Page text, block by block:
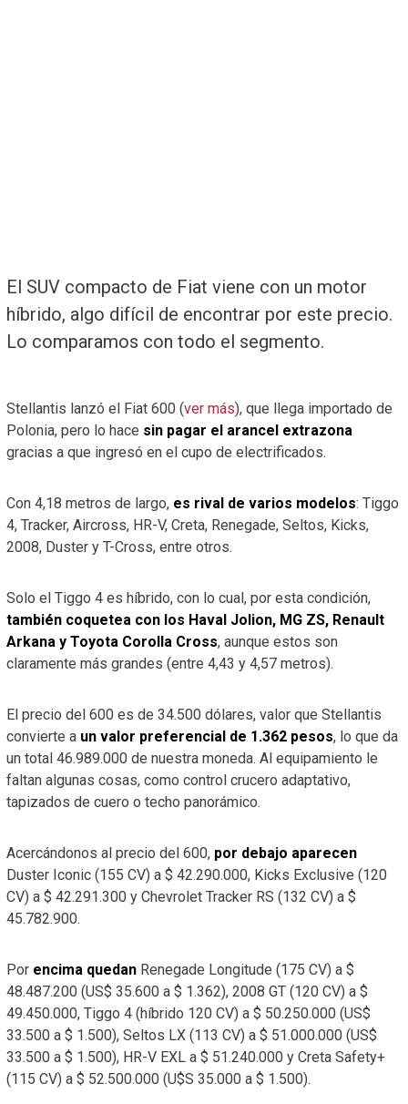
El SUV compacto de Fiat viene con un motor
híbrido, algo difícil de encontrar por este precio.
Lo comparamos con todo el segmento.
Stellantis lanzó el Fiat 600 (ver más), que llega importado de
Polonia, pero lo hace sin pagar el arancel extrazona
gracias a que ingresó en el cupo de electrificados.
Con 4,18 metros de largo, es rival de varios modelos: Tiggo
4, Tracker, Aircross, HR-V, Creta, Renegade, Seltos, Kicks,
2008, Duster y T-Cross, entre otros.
Solo el Tiggo 4 es híbrido, con lo cual, por esta condición,
también coquetea con los Haval Jolion, MG ZS, Renault
Arkana y Toyota Corolla Cross, aunque estos son
claramente más grandes (entre 4,43 y 4,57 metros).
El precio del 600 es de 34.500 dólares, valor que Stellantis
convierte a un valor preferencial de 1.362 pesos, lo que da
un total 46.989.000 de nuestra moneda. Al equipamiento le
faltan algunas cosas, como control crucero adaptativo,
tapizados de cuero o techo panorámico.
Acercándonos al precio del 600, por debajo aparecen
Duster Iconic (155 CV) a $ 42.290.000, Kicks Exclusive (120
CV) a $ 42.291.300 y Chevrolet Tracker RS (132 CV) a $
45.782.900.
Por encima quedanRenegade Longitude (175 CV) a $
48.487.200 (US$ 35.600 a $ 1.362), 2008 GT (120 CV) a $
49.450.000, Tiggo 4 (híbrido 120 CV) a $ 50.250.000 (US$
33.500 a $ 1.500), Seltos LX (113 CV) a $ 51.000.000 (US$
33.500 a $ 1.500), HR-V EXL a $ 51.240.000 y Creta Safety+
(115 CV) a $ 52.500.000 (U$S 35.000 a $ 1.500).